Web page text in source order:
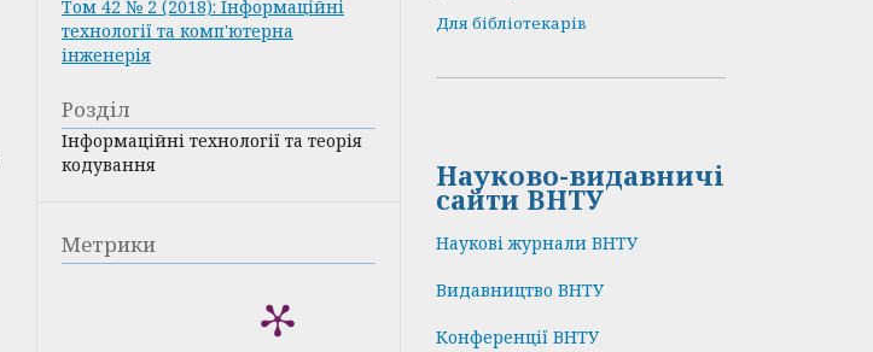
Том 42 № 2 (2018): Інформаційні
технології та комп'ютерна
інженерія
Розділ
Інформаційні технології та теорія
кодування
Метрики
Для бібліотекарів
Науково-видавничі
сайти ВНТУ
Наукові журнали ВНТУ
Видавництво ВНТУ
Конференції ВНТУ